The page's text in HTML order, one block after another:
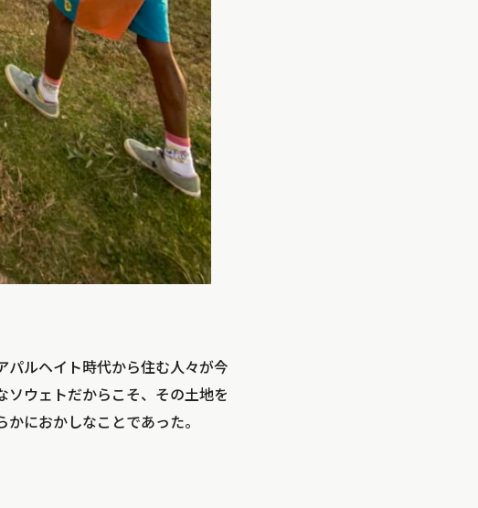
パルヘイト時代から住む人々が今
ソウェトだからこそ、その土地を
におかしなことであった。